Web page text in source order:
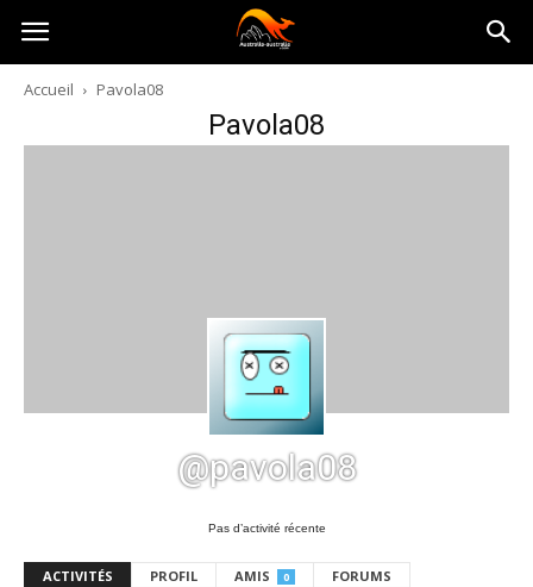
Australia-
australie.com
Accueil Pavola08
Pavola08
@pavola08
Pas d’activité récente
ACTIVITÉS PROFIL AMIS 0 FORUMS